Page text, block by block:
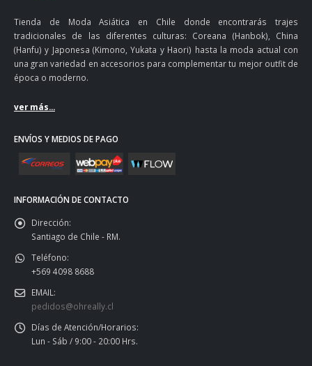
Tienda de Moda Asiática en Chile donde encontrarás trajes
tradicionales de las diferentes culturas: Coreana (Hanbok), China
(Hanfu) y Japonesa (Kimono, Yukata y Haori) hasta la moda actual con
una gran variedad en accesorios para complementar tu mejor outfit de
época o moderno.
ver más...
ENVÍOS Y MEDIOS DE PAGO
INFORMACIÓN DE CONTACTO
Dirección:
Santiago de Chile - RM.
Teléfono:
+569 4098 8688
EMAIL:
pedidos@ohreally.cl
Días de Atención/Horarios:
Lun - Sáb / 9:00 - 20:00 Hrs.